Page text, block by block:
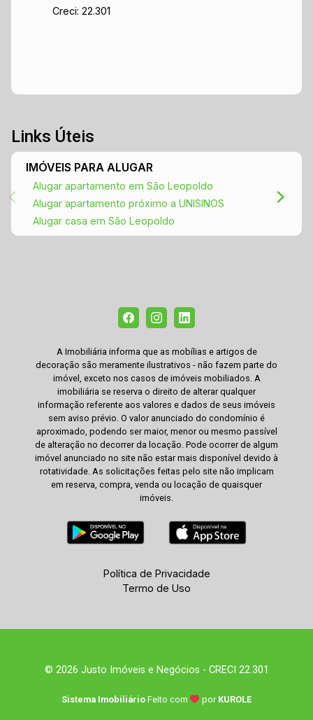
Creci: 22.301
Links Úteis
IMÓVEIS PARA ALUGAR
Alugar apartamento em São Leopoldo
Alugar apartamento próximo a UNISINOS
Alugar casa em São Leopoldo
A Imobiliária informa que as mobílias e artigos de
decoração são meramente ilustrativos - não fazem parte do
imóvel, exceto nos casos de imóveis mobiliados. A
imobiliária se reserva o direito de alterar qualquer
informação referente aos valores e dados de seus imóveis
sem aviso prévio. O valor anunciado do condomínio é
aproximado, podendo ser maior, menor ou mesmo passível
de alteração no decorrer da locação. Pode ocorrer de algum
imóvel anunciado no site não estar mais disponível devido à
rotatividade. As solicitações feitas pelo site não implicam
em reserva, compra, venda ou locação de quaisquer
imóveis.
Política de Privacidade
Termo de Uso
© 2026 Justo Imóveis e Negócios - CRECI 22.301
Sistema Imobiliário Feito com por KUROLE